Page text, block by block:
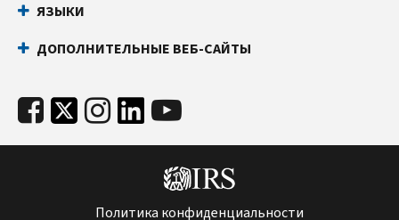
ЯЗЫКИ
ДОПОЛНИТЕЛЬНЫЕ ВЕБ-САЙТЫ
Политика конфиденциальности